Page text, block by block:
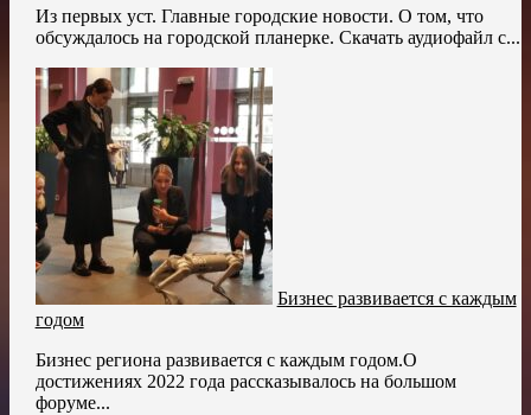
Из первых уст. Главные городские новости. О том, что
обсуждалось на городской планерке. Скачать аудиофайл с...
Бизнес развивается с каждым
годом
Бизнес региона развивается с каждым годом.О
достижениях 2022 года рассказывалось на большом
форуме...